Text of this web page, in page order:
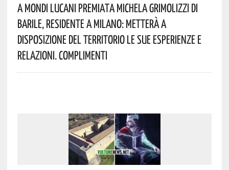
A Mondi Lucani Premiata Michela Grimolizzi Di
Barile, Residente A Milano: Metterà A
Disposizione Del Territorio Le Sue Esperienze E
Relazioni. Complimenti